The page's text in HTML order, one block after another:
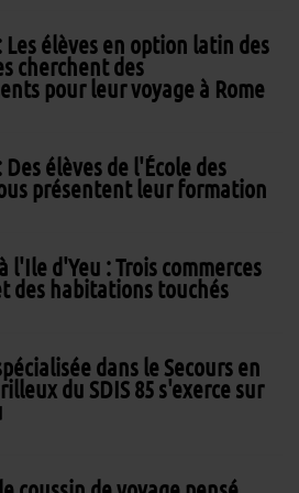
Les élèves en option latin des
cherchent des
pour leur voyage à Rome
Des élèves de l'École des
présentent leur formation
l'Ile d'Yeu : Trois commerces
des habitations touchés
dans le Secours en
du SDIS 85 s'exerce sur